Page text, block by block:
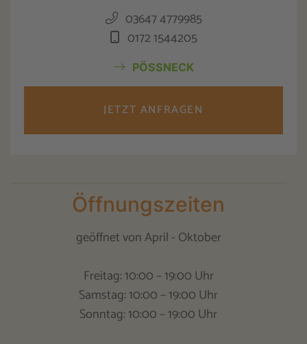
03647 4779985
0172 1544205
PÖSSNECK
JETZT ANFRAGEN
Öffnungszeiten
geöffnet von April - Oktober
Freitag: 10:00 – 19:00 Uhr
Samstag: 10:00 – 19:00 Uhr
Sonntag: 10:00 – 19:00 Uhr